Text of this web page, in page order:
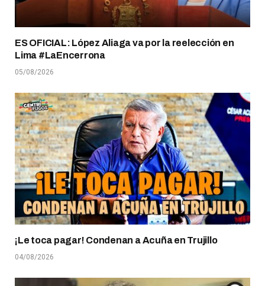
ES OFICIAL: López Aliaga va por la reelección en
Lima #LaEncerrona
05/08/2026
¡Le toca pagar! Condenan a Acuña en Trujillo
04/08/2026